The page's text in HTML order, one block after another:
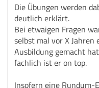
Die Übungen werden
deutlich erklärt.
Bei etwaigen Fragen
selbst mal vor X
Ausbildung gemacht
fachlich ist er on top.
Insofern eine Rundum-